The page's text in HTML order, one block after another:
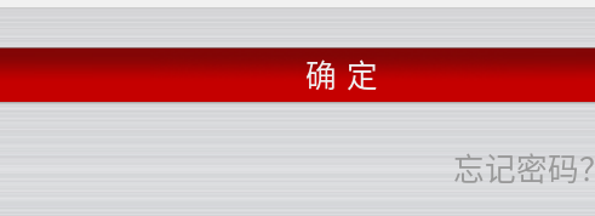
忘记密码？